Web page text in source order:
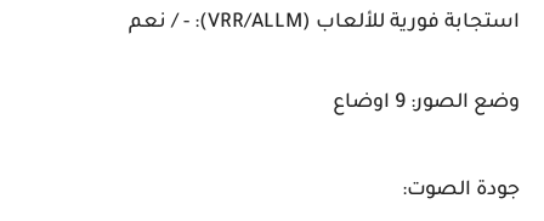
استجابة فورية للألعاب (VRR/ALLM): - / نعم
وضع الصور: 9 اوضاع
جودة الصوت: